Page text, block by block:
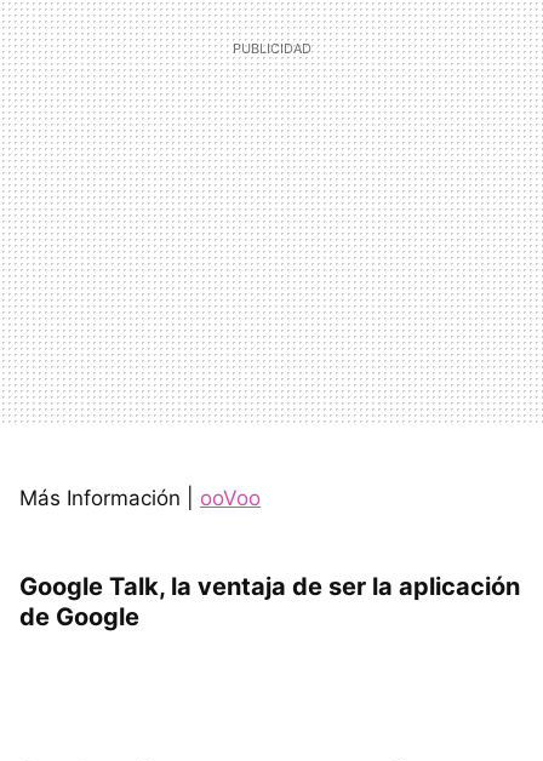
Más Información | ooVoo
Google Talk, la ventaja de ser la aplicación
de Google